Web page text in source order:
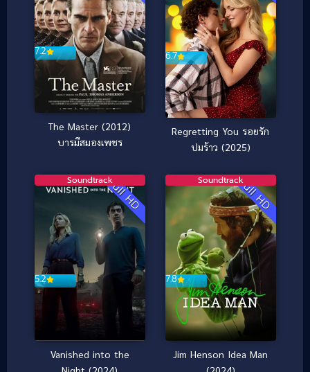
7.2
The Master (2012)
บารมีสมองเพชร
6.7
Regretting You รอยรัก
ปมร้าว (2025)
Full HD
5.2
Soundtrack
Vanished into the
Full HD
7.8
Soundtrack
Jim Henson Idea Man